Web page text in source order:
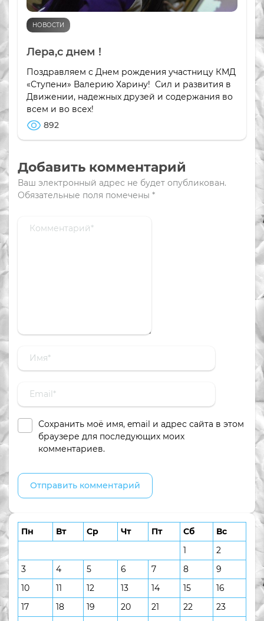
НОВОСТИ
Лера,с днем !
Поздравляем с Днем рождения участницу КМД
«Ступени» Валерию Харину! Сил и развития в
Движении, надежных друзей и содержания во
всем и во всех!
892
Добавить комментарий
Ваш электронный адрес не будет опубликован.
Обязательные поля помечены *
Сохранить моё имя, email и адрес сайта в этом
браузере для последующих моих
комментариев.
Пн Вт Ср Чт Пт Сб
Вс
1
2
3
4 5 6 7 8
9
10
11 12 13 14 15
16
17
18 19 20 21 22
23